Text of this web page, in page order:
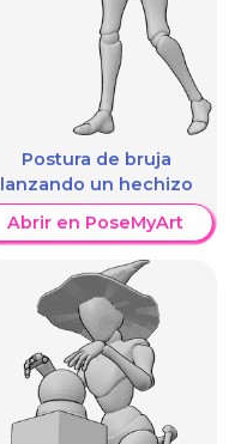
Postura de bruja
lanzando un hechizo
Abrir en PoseMyArt